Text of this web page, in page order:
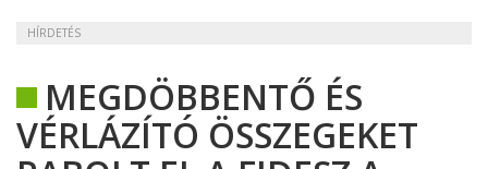
HÍRDETÉS
MEGDÖBBENTŐ ÉS
VÉRLÁZÍTÓ ÖSSZEGEKET